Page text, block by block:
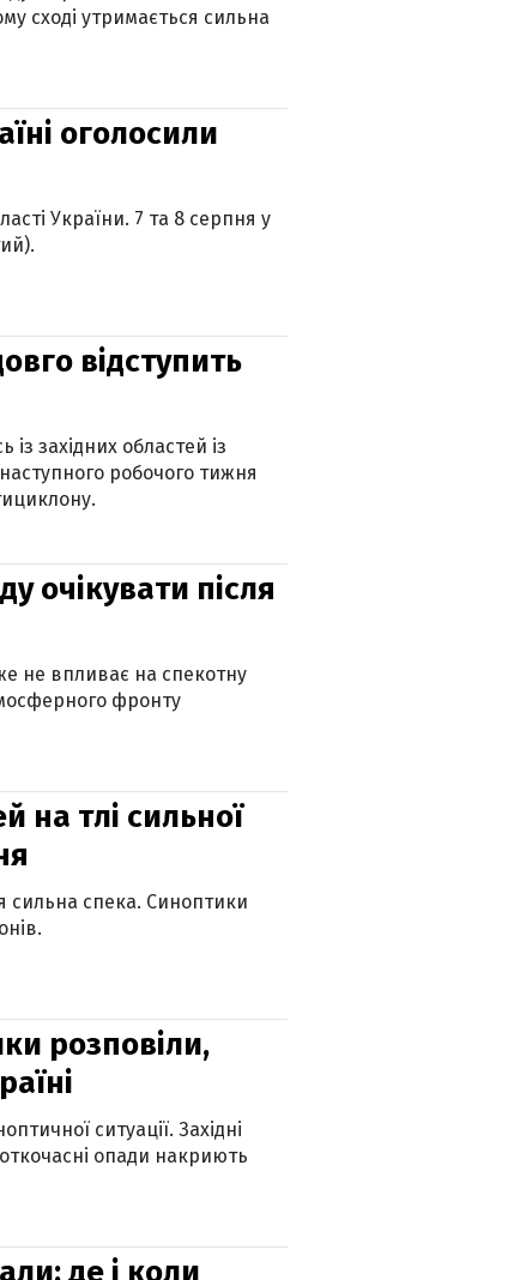
сході утримається сильна
оголосили
України. 7 та 8 серпня у
відступить
західних областей із
робочого тижня
очікувати після
не впливає на спекотну
фронту
на тлі сильної
сильна спека. Синоптики
розповіли,
ситуації. Західні
опади накриють
де і коли